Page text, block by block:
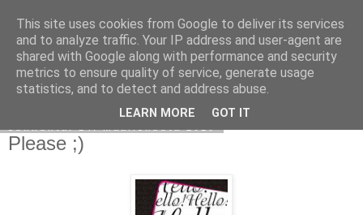
Avoin blogiskelija
Please ;)
This site uses cookies from Google to deliver its services
and to analyze traffic. Your IP address and user-agent are
shared with Google along with performance and security
metrics to ensure quality of service, generate usage
statistics, and to detect and address abuse.
LEARN MORE GOT IT